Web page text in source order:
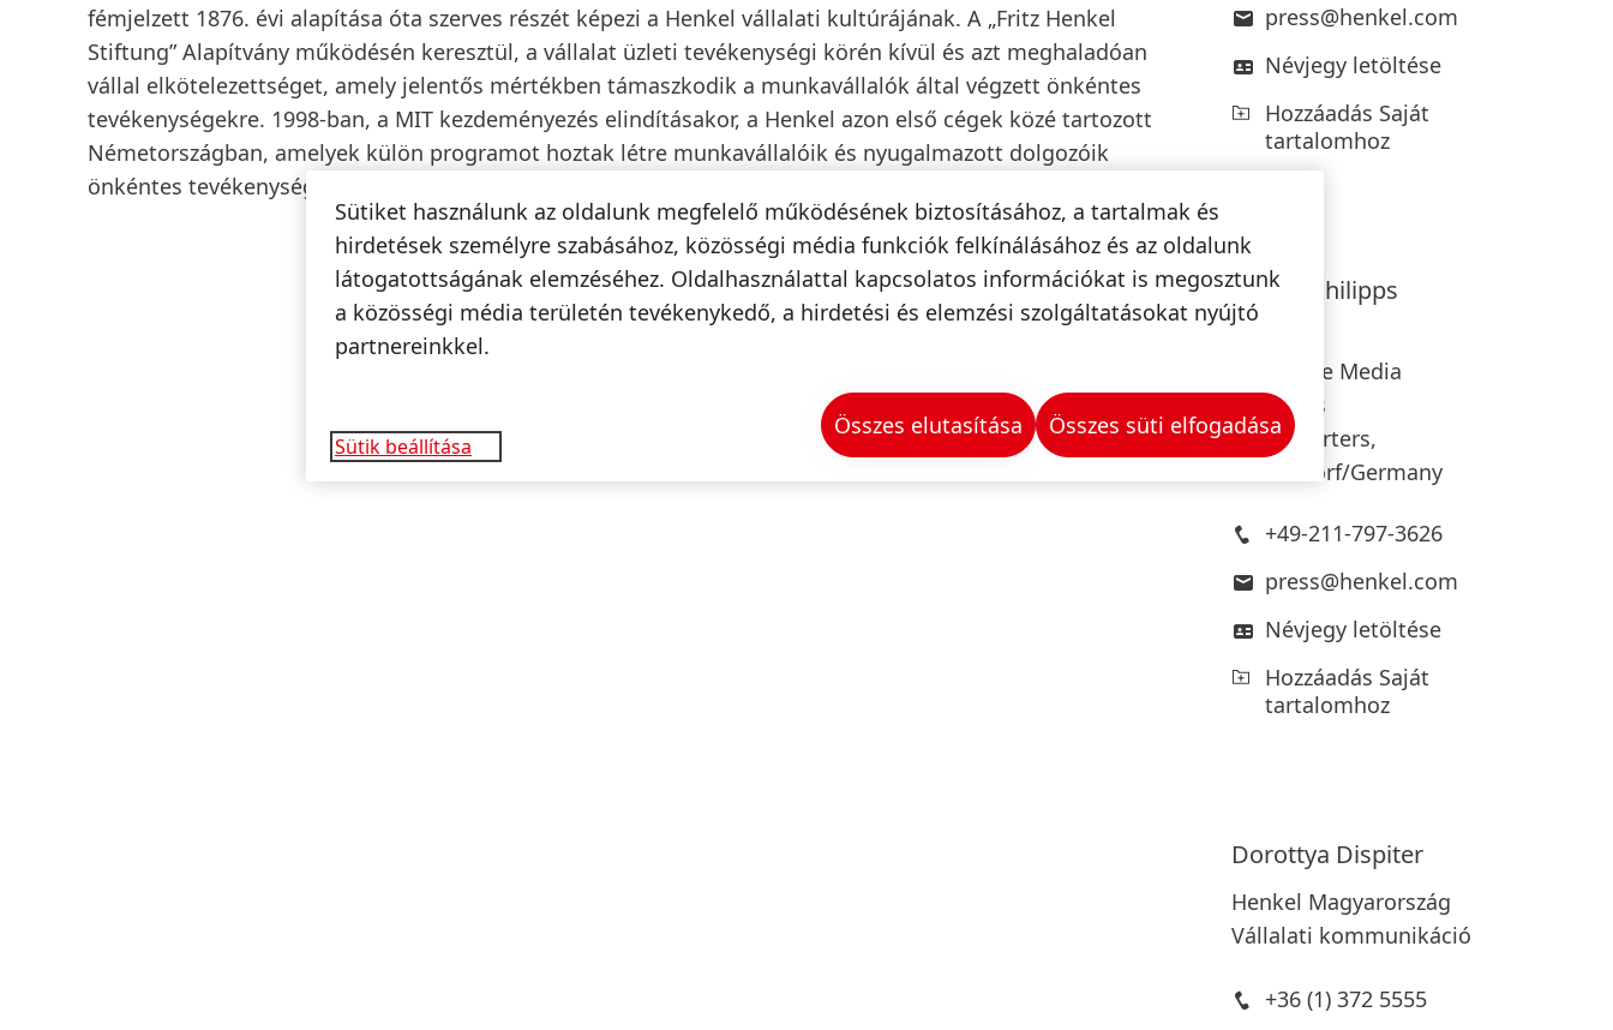
fémjelzett 1876. évi alapítása óta szerves részét képezi a Henkel vállalati kultúrájának. A „Fritz Henkel
Stiftung” Alapítvány működésén keresztül, a vállalat üzleti tevékenységi körén kívül és azt meghaladóan
vállal elkötelezettséget, amely jelentős mértékben támaszkodik a munkavállalók által végzett önkéntes
tevékenységekre. 1998-ban, a MIT kezdeményezés elindításakor, a Henkel azon első cégek közé tartozott
Németországban, amelyek külön programot hoztak létre munkavállalóik és nyugalmazott dolgozóik
önkéntes tevékenységeinek támogatására.
press@henkel.com
Névjegy letöltése
Hozzáadás Saját
tartalomhoz
Hanna Philipps
Corporate Media
Relations
Headquarters,
Düsseldorf/Germany
+49-211-797-3626
press@henkel.com
Névjegy letöltése
Hozzáadás Saját
tartalomhoz
Dorottya Dispiter
Henkel Magyarország
Vállalati kommunikáció
+36 (1) 372 5555
Sütiket használunk az oldalunk megfelelő működésének biztosításához, a tartalmak és
hirdetések személyre szabásához, közösségi média funkciók felkínálásához és az oldalunk
látogatottságának elemzéséhez. Oldalhasználattal kapcsolatos információkat is megosztunk
a közösségi média területén tevékenykedő, a hirdetési és elemzési szolgáltatásokat nyújtó
partnereinkkel.
Sütik beállítása
Összes elutasítása Összes süti elfogadása